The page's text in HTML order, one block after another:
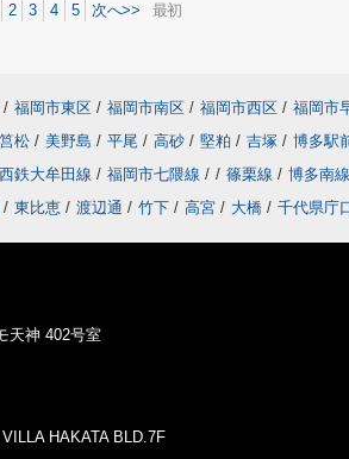
2 3 4 5 次へ>> 最初
/ 福岡市東区 / 福岡市南区 / 福岡市西区 / 福岡市
筥松 / 美野島 / 平尾 / 高砂 / 堅粕 / 吉塚 / 博多駅
西鉄大牟田線 / 福岡市七隈線 / / 篠栗線 / 博多南線
/ 東比恵 / 渡辺通 / 竹下 / 高宮 / 大橋 / 千代県庁
天神 402号室
HAKATA BLD.7F